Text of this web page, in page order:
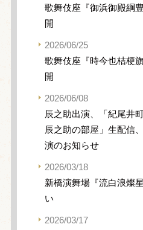
歌舞伎座『御浜御殿綱
開
2026/06/25
歌舞伎座『時今也桔梗
開
2026/06/08
辰之助出演、「紀尾井
辰之助の部屋」生配信
演のお知らせ
2026/03/18
新橋演舞場『流白浪燦
い
2026/03/17